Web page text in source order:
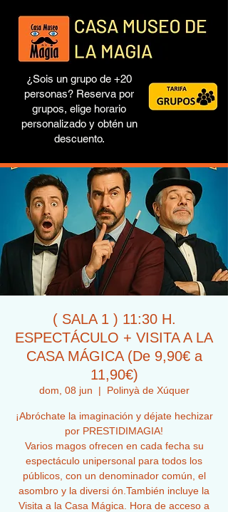
¿Sois un grupo de +20
personas? Reserva por
grupos, elige horario
personalizado y obtén un
descuento.
( SALA 1 ) 11:30 H.
ESPECTÁCULO + VISITA A LA
CASA MÁGICA (De 9,90€ a
11,90€)
dom, 08 jun
  |
Polinyà de Xúquer
¡Abróchate la imaginación y déjate hechizar
por PRESTIDIMAGIA!
Varios magos ofrecen en cada fecha su
espectáculo unipersonal para todos los
públicos, con un denominador común, el
asombro y la diversi ón.También incluye la
Visita a la Casa Mágica. Hora de acceso a